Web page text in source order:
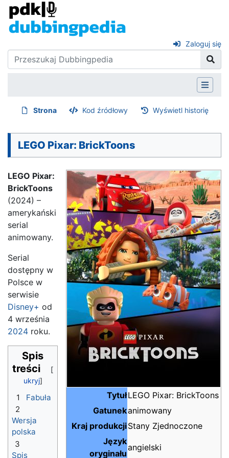
Zaloguj się
Strona Kod źródłowy Wyświetl historię
LEGO Pixar: BrickToons
TytułLEGO Pixar: BrickToons
Gatunekanimowany
Kraj produkcjiStany Zjednoczone
Język
oryginału
angielski
LEGO Pixar:
BrickToons
(2024) –
amerykański
serial
animowany.
Serial
dostępny w
Polsce w
serwisie
Disney+ od
4 września
2024 roku.
Spis
treści
1
Fabuła
2
Wersja
polska
3
Spis